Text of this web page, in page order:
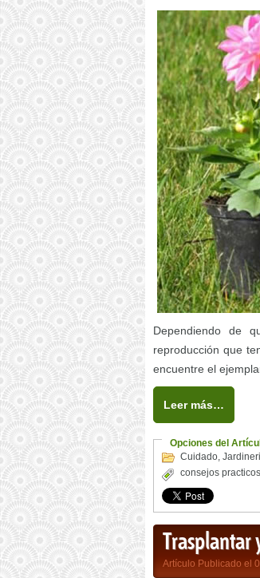
Dependiendo de
reproducción que
encuentre el
Leer más…
Opciones del
Cuidado,
consejos practicos
Trasplantar
Artículo Publicado el